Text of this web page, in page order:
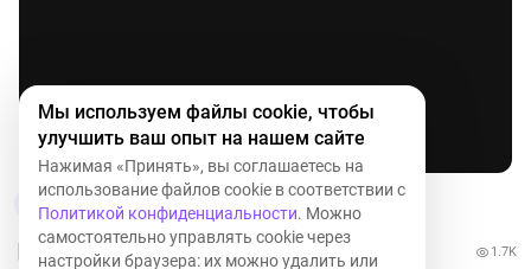
1.7K
Мы используем файлы cookie, чтобы
улучшить ваш опыт на нашем сайте
Нажимая «Принять», вы соглашаетесь на
использование файлов cookie в соответствии с
Политикой конфиденциальности. Можно
самостоятельно управлять cookie через
настройки браузера: их можно удалить или